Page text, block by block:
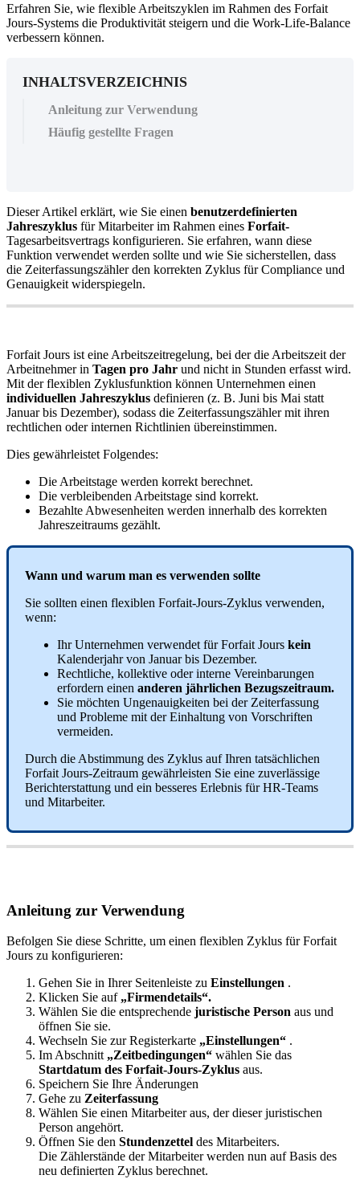
Erfahren Sie, wie flexible Arbeitszyklen im Rahmen des Forfait
Jours-Systems die Produktivität steigern und die Work-Life-Balance
verbessern können.
INHALTSVERZEICHNIS
Anleitung zur Verwendung
Häufig gestellte Fragen
Dieser Artikel erklärt, wie Sie einen benutzerdefinierten
Jahreszyklus für Mitarbeiter im Rahmen eines Forfait-
Tagesarbeitsvertrags konfigurieren. Sie erfahren, wann diese
Funktion verwendet werden sollte und wie Sie sicherstellen, dass
die Zeiterfassungszähler den korrekten Zyklus für Compliance und
Genauigkeit widerspiegeln.
Forfait Jours ist eine Arbeitszeitregelung, bei der die Arbeitszeit der
Arbeitnehmer in Tagen pro Jahr und nicht in Stunden erfasst wird.
Mit der flexiblen Zyklusfunktion können Unternehmen einen
individuellen Jahreszyklus definieren (z. B. Juni bis Mai statt
Januar bis Dezember), sodass die Zeiterfassungszähler mit ihren
rechtlichen oder internen Richtlinien übereinstimmen.
Dies gewährleistet Folgendes:
Die Arbeitstage werden korrekt berechnet.
Die verbleibenden Arbeitstage sind korrekt.
Bezahlte Abwesenheiten werden innerhalb des korrekten
Jahreszeitraums gezählt.
Wann und warum man es verwenden sollte
Sie sollten einen flexiblen Forfait-Jours-Zyklus verwenden,
wenn:
Ihr Unternehmen verwendet für Forfait Jours kein
Kalenderjahr von Januar bis Dezember.
Rechtliche, kollektive oder interne Vereinbarungen
erfordern einen anderen jährlichen Bezugszeitraum.
Sie möchten Ungenauigkeiten bei der Zeiterfassung
und Probleme mit der Einhaltung von Vorschriften
vermeiden.
Durch die Abstimmung des Zyklus auf Ihren tatsächlichen
Forfait Jours-Zeitraum gewährleisten Sie eine zuverlässige
Berichterstattung und ein besseres Erlebnis für HR-Teams
und Mitarbeiter.
Anleitung zur Verwendung
Befolgen Sie diese Schritte, um einen flexiblen Zyklus für Forfait
Jours zu konfigurieren:
Gehen Sie in Ihrer Seitenleiste zu Einstellungen .
Klicken Sie auf „Firmendetails“.
Wählen Sie die entsprechende juristische Person aus und
öffnen Sie sie.
Wechseln Sie zur Registerkarte „Einstellungen“ .
ImAbschnitt „Zeitbedingungen“ wählen Sie das
Startdatum des Forfait-Jours-Zyklus aus.
Speichern Sie Ihre Änderungen
Gehe zu Zeiterfassung
Wählen Sie einen Mitarbeiter aus, der dieser juristischen
Person angehört.
Öffnen Sie den Stundenzettel des Mitarbeiters.
Die Zählerstände der Mitarbeiter werden nun auf Basis des
neu definierten Zyklus berechnet.